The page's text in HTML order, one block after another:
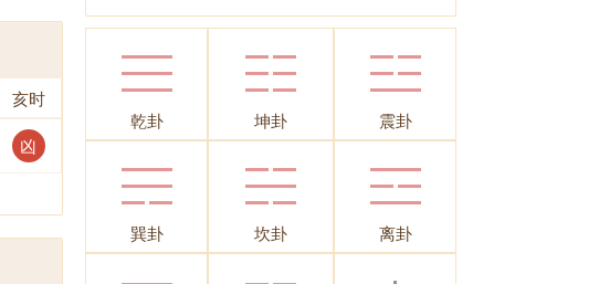
亥时
凶
乾卦 坤卦 震卦
巽卦 坎卦 离卦